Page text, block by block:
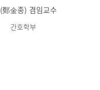
(鄭金종) 겸임교수
간호학부